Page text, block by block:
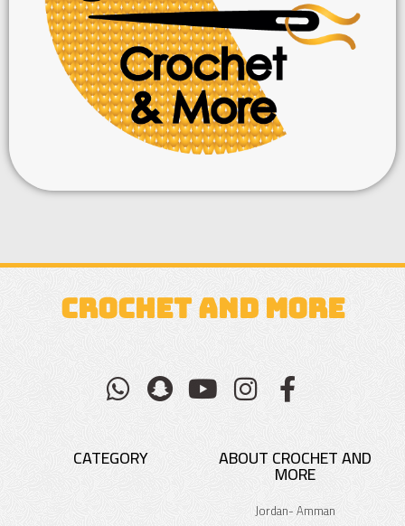
CROCHET AND MORE
ABOUT CROCHET AND
MORE
Jordan- Amman
CATEGORY